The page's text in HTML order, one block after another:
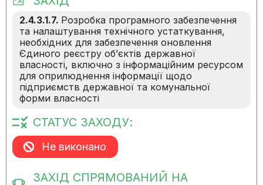
2.4.3.1.7. Розробка програмного забезпечення
та налаштування технічного устаткування,
необхідних для забезпечення оновлення
Єдиного реєстру об’єктів державної
власності, включно з інформаційним ресурсом
для оприлюднення інформації щодо
підприємств державної та комунальної
форми власності
СТАТУС ЗАХОДУ:
Не виконано
ЗАХІД СПРЯМОВАНИЙ НА